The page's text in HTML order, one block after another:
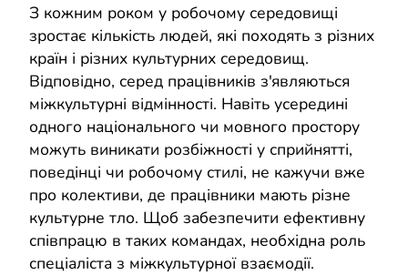
З кожним роком у робочому середовищі
зростає кількість людей, які походять з різних
країн і різних культурних середовищ.
Відповідно, серед працівників з'являються
міжкультурні відмінності. Навіть усередині
одного національного чи мовного простору
можуть виникати розбіжності у сприйнятті,
поведінці чи робочому стилі, не кажучи вже
про колективи, де працівники мають різне
культурне тло. Щоб забезпечити ефективну
співпрацю в таких командах, необхідна роль
спеціаліста з міжкультурної взаємодії.